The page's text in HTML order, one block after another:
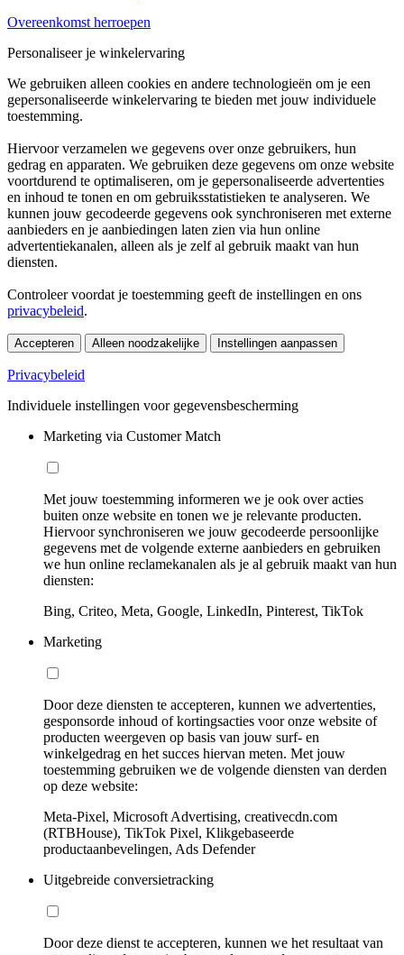
Overeenkomst herroepen
Personaliseer je winkelervaring
We gebruiken alleen cookies en andere technologieën om je een
gepersonaliseerde winkelervaring te bieden met jouw individuele
toestemming.
Hiervoor verzamelen we gegevens over onze gebruikers, hun
gedrag en apparaten. We gebruiken deze gegevens om onze website
voortdurend te optimaliseren, om je gepersonaliseerde advertenties
en inhoud te tonen en om gebruiksstatistieken te analyseren. We
kunnen jouw gecodeerde gegevens ook synchroniseren met externe
aanbieders en je aanbiedingen laten zien via hun online
advertentiekanalen, alleen als je zelf al gebruik maakt van hun
diensten.
Controleer voordat je toestemming geeft de instellingen en ons
privacybeleid.
Accepteren Alleen noodzakelijke Instellingen aanpassen
Privacybeleid
Individuele instellingen voor gegevensbescherming
Marketing via Customer Match
Met jouw toestemming informeren we je ook over acties
buiten onze website en tonen we je relevante producten.
Hiervoor synchroniseren we jouw gecodeerde persoonlijke
gegevens met de volgende externe aanbieders en gebruiken
we hun online reclamekanalen als je al gebruik maakt van hun
diensten:
Bing, Criteo, Meta, Google, LinkedIn, Pinterest, TikTok
Marketing
Door deze diensten te accepteren, kunnen we advertenties,
gesponsorde inhoud of kortingsacties voor onze website of
producten weergeven op basis van jouw surf- en
winkelgedrag en het succes hiervan meten. Met jouw
toestemming gebruiken we de volgende diensten van derden
op deze website:
Meta-Pixel, Microsoft Advertising, creativecdn.com
(RTBHouse), TikTok Pixel, Klikgebaseerde
productaanbevelingen, Ads Defender
Uitgebreide conversietracking
Door deze dienst te accepteren, kunnen we het resultaat van